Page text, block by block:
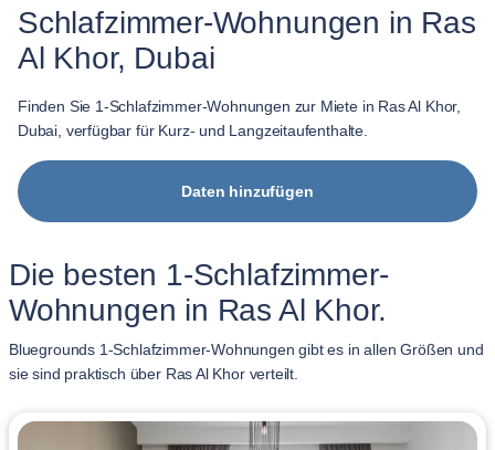
Schlafzimmer-Wohnungen in Ras
Al Khor, Dubai
Finden Sie 1-Schlafzimmer-Wohnungen zur Miete in Ras Al Khor,
Dubai, verfügbar für Kurz- und Langzeitaufenthalte.
Daten hinzufügen
Die besten 1-Schlafzimmer-
Wohnungen in Ras Al Khor.
Bluegrounds 1-Schlafzimmer-Wohnungen gibt es in allen Größen und
sie sind praktisch über Ras Al Khor verteilt.